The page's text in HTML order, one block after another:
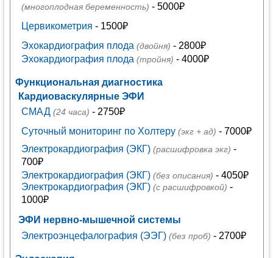
(многоплодная беременность) - 5000₽
Цервикометрия - 1500₽
Эхокардиография плода (двойня) - 2800₽
Эхокардиография плода (тройня) - 4000₽
Функциональная диагностика
Кардиоваскулярные ЭФИ
СМАД (24 часа) - 2750₽
Суточный мониторинг по Холтеру (экг + ад) - 7000₽
Электрокардиография (ЭКГ) (расшифровка экг) -
700₽
Электрокардиография (ЭКГ) (без описания) - 4050₽
Электрокардиография (ЭКГ) (с расшифровкой) -
1000₽
ЭФИ нервно-мышечной системы
Электроэнцефалография (ЭЭГ) (без проб) - 2700₽